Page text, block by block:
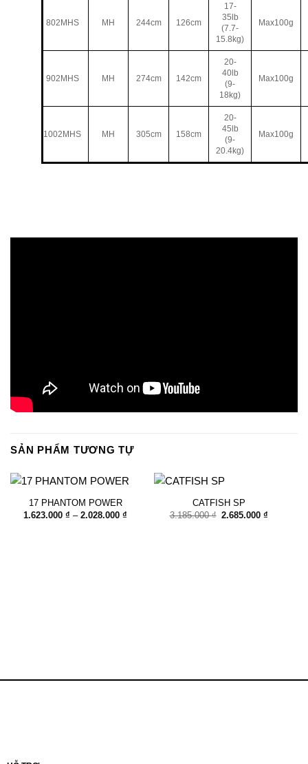
802MHS MH 244cm 126cm
17-
35lb
(7.7-
15.8kg)
Max100g
902MHS MH 274cm 142cm
20-
40lb
(9-
18kg)
Max100g
1002MHS MH 305cm 158cm
20-
45lb
(9-
20.4kg)
Max100g
SẢN PHẨM TƯƠNG TỰ
17 PHANTOM POWER
1.623.000 ₫ – 2.028.000 ₫
CATFISH SP
3.185.000₫ Giá
2.685.000₫